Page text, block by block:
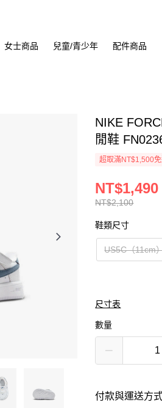
女士商品 兒童/青少年 配件商品
NIKE
閒鞋
超取滿NT$1,500
NT$2,100
NT$1,490
鞋類尺寸
US5C（11cm
尺寸表
數量
付款與運送方